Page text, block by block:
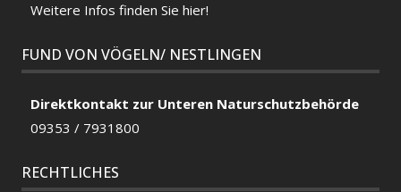
Weitere Infos finden Sie hier!
FUND VON VÖGELN/ NESTLINGEN
Direktkontakt zur Unteren Naturschutzbehörde
09353 / 7931800
RECHTLICHES